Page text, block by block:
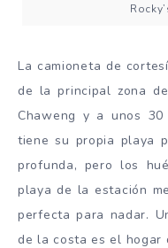
La camioneta de
de la principal zona
Chaweng y a unos 30
tiene su propia playa
profunda, pero los
playa de la estación
perfecta para nadar.
de la costa es el hogar